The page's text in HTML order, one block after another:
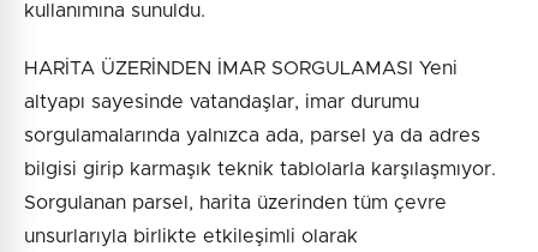
kullanımına sunuldu.
HARİTA ÜZERİNDEN İMAR SORGULAMASI Yeni
altyapı sayesinde vatandaşlar, imar durumu
sorgulamalarında yalnızca ada, parsel ya da adres
bilgisi girip karmaşık teknik tablolarla karşılaşmıyor.
Sorgulanan parsel, harita üzerinden tüm çevre
unsurlarıyla birlikte etkileşimli olarak